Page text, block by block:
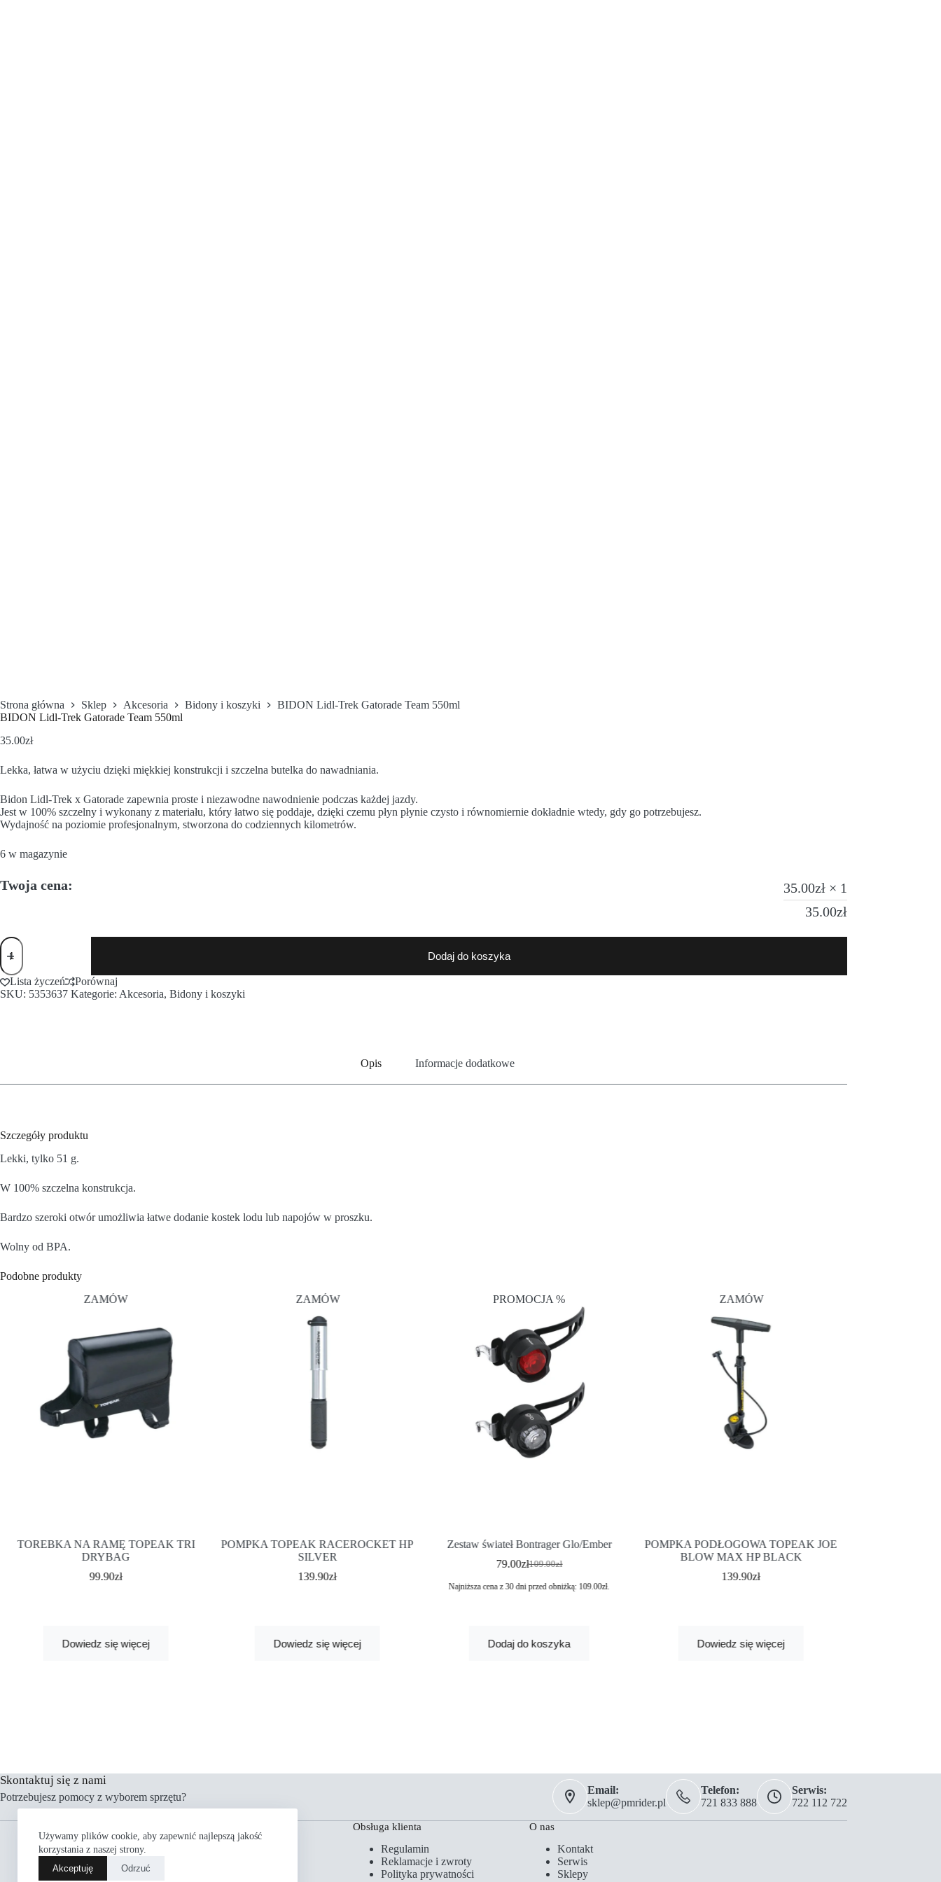
Używamy plików cookie, aby zapewnić najlepszą jakość
korzystania z naszej strony.
Akceptuję
Odrzuć
Strona główna Sklep Akcesoria Bidony i koszyki
BIDON Lidl-Trek Gatorade Team 550ml
BIDON Lidl-Trek Gatorade Team 550ml
35.00zł
Lekka, łatwa w użyciu dzięki miękkiej konstrukcji i szczelna butelka do nawadniania.
Bidon Lidl-Trek x Gatorade zapewnia proste i niezawodne nawodnienie podczas każdej jazdy.
Jest w 100% szczelny i wykonany z materiału, który łatwo się poddaje, dzięki czemu płyn płynie czysto i równomiernie dokładnie wtedy, gdy go potrzebujesz.
Wydajność na poziomie profesjonalnym, stworzona do codziennych kilometrów.
6 w magazynie
Twoja cena: 35.00zł × 1
35.00zł
Dodaj do koszyka
Lista życzeń
Porównaj
SKU: 5353637 Kategorie: Akcesoria, Bidony i koszyki
Opis Informacje dodatkowe
Szczegóły produktu
Lekki, tylko 51 g.
W 100% szczelna konstrukcja.
Bardzo szeroki otwór umożliwia łatwe dodanie kostek lodu lub napojów w proszku.
Wolny od BPA.
Podobne produkty
ZAMÓW
TOREBKA NA RAMĘ TOPEAK TRI
DRYBAG
99.90zł
Dowiedz się więcej
ZAMÓW
POMPKA TOPEAK RACEROCKET HP
SILVER
139.90zł
Dowiedz się więcej
PROMOCJA %
Zestaw świateł Bontrager Glo/Ember
109.00zł
79.00zł
Najniższa cena z 30 dni przed obniżką: 109.00zł.
Dodaj do koszyka
ZAMÓW
POMPKA PODŁOGOWA TOPEAK JOE
BLOW MAX HP BLACK
139.90zł
Dowiedz się więcej
Skontaktuj się z nami
Potrzebujesz pomocy z wyborem sprzętu?
Email:
sklep@pmrider.pl
Telefon:
721 833 888
Serwis:
722 112 722
Obsługa klienta
Regulamin
Reklamacje i zwroty
Polityka prywatności
O nas
Kontakt
Serwis
Sklepy